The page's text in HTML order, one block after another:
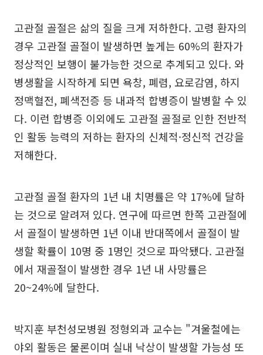
고관절 골절은 삶의 질을 크게 저하한다. 고령 환자의
경우 고관절 골절이 발생하면 높게는 60%의 환자가
정상적인 보행이 불가능한 것으로 추계되고 있다. 와
병생활을 시작하게 되면 욕창, 폐렴, 요로감염, 하지
정맥혈전, 폐색전증 등 내과적 합병증이 발병할 수 있
다. 이런 합병증 이외에도 고관절 골절로 인한 전반적
인 활동 능력의 저하는 환자의 신체적·정신적 건강을
저해한다.
고관절 골절 환자의 1년 내 치명률은 약 17%에 달하
는 것으로 알려져 있다. 연구에 따르면 한쪽 고관절에
서 골절이 발생하면 1년 이내 반대쪽에서 골절이 발
생할 확률이 10명 중 1명인 것으로 파악됐다. 고관절
에서 재골절이 발생한 경우 1년 내 사망률은
20~24%에 달한다.
박지훈 부천성모병원 정형외과 교수는 "겨울철에는
야외 활동은 물론이며 실내 낙상이 발생할 가능성 또